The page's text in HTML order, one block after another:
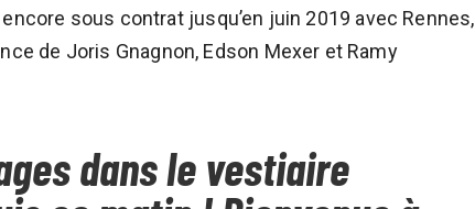
sous contrat jusqu’en juin 2019 avec Rennes,
de Joris Gnagnon, Edson Mexer et Ramy
dans le vestiaire